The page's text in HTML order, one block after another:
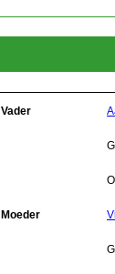
Vader
Moeder